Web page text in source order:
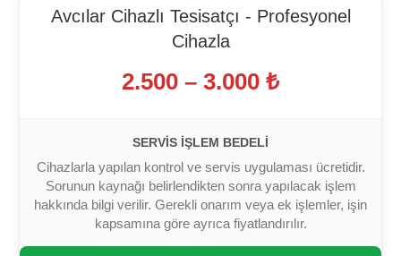
Avcılar Cihazlı Tesisatçı - Profesyonel
Cihazla
2.500 – 3.000 ₺
SERVIS İŞLEM BEDELI
Cihazlarla yapılan kontrol ve servis uygulaması ücretidir.
Sorunun kaynağı belirlendikten sonra yapılacak işlem
hakkında bilgi verilir. Gerekli onarım veya ek işlemler, işin
kapsamına göre ayrıca fiyatlandırılır.